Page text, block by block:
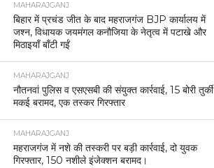
MAHARAJGANJ
बिहार में प्रचंड जीत के बाद महराजगंज BJP कार्यालय में
जश्न, विधायक जयमंगल कनौजिया के नेतृत्व में पटाखे और
मिठाइयाँ बाँटी गईं
MAHARAJGANJ
नौतनवां पुलिस व एसएसबी की संयुक्त कार्रवाई, 15 बोरी तुर्की
मकई बरामद, एक तस्कर गिरफ्तार
MAHARAJGANJ
महराजगंज में नशे की तस्करी पर बड़ी कार्रवाई, दो युवक
गिरफ्तार, 150 नशीले इंजेक्शन बरामद।